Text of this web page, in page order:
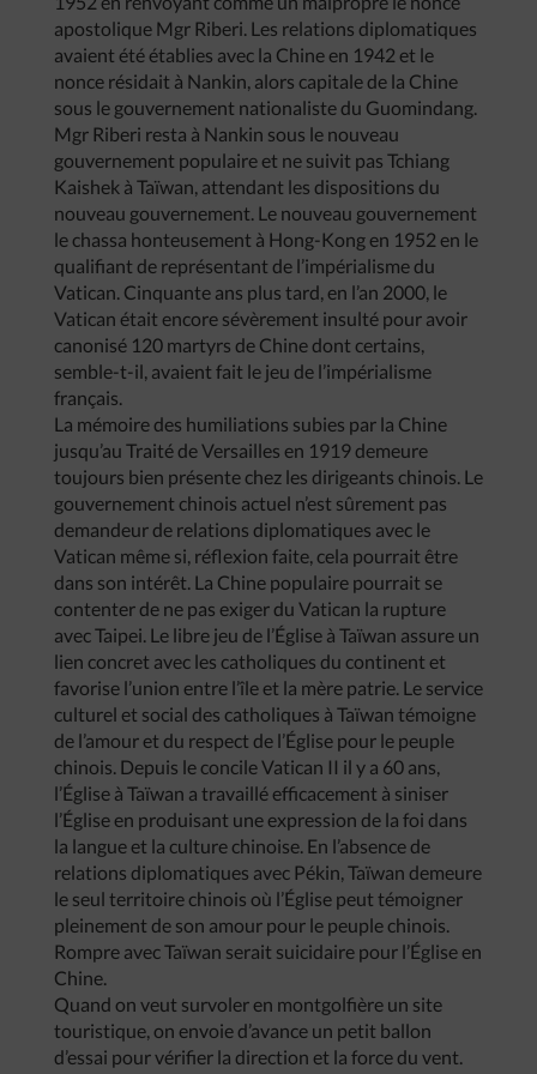
apostolique Mgr Riberi. Les relations diplomatiques
avaient été établies avec la Chine en 1942 et le
nonce résidait à Nankin, alors capitale de la Chine
sous le gouvernement nationaliste du Guomindang.
Mgr Riberi resta à Nankin sous le nouveau
gouvernement populaire et ne suivit pas Tchiang
Kaishek à Taïwan, attendant les dispositions du
nouveau gouvernement. Le nouveau gouvernement
le chassa honteusement à Hong-Kong en 1952 en le
qualifiant de représentant de l’impérialisme du
Vatican. Cinquante ans plus tard, en l’an 2000, le
Vatican était encore sévèrement insulté pour avoir
canonisé 120 martyrs de Chine dont certains,
semble-t-il, avaient fait le jeu de l’impérialisme
français.
La mémoire des humiliations subies par la Chine
jusqu’au Traité de Versailles en 1919 demeure
toujours bien présente chez les dirigeants chinois. Le
gouvernement chinois actuel n’est sûrement pas
demandeur de relations diplomatiques avec le
Vatican même si, réflexion faite, cela pourrait être
dans son intérêt. La Chine populaire pourrait se
contenter de ne pas exiger du Vatican la rupture
avec Taipei. Le libre jeu de l’Église à Taïwan assure un
lien concret avec les catholiques du continent et
favorise l’union entre l’île et la mère patrie. Le service
culturel et social des catholiques à Taïwan témoigne
de l’amour et du respect de l’Église pour le peuple
chinois. Depuis le concile Vatican II il y a 60 ans,
l’Église à Taïwan a travaillé efficacement à siniser
l’Église en produisant une expression de la foi dans
la langue et la culture chinoise. En l’absence de
relations diplomatiques avec Pékin, Taïwan demeure
le seul territoire chinois où l’Église peut témoigner
pleinement de son amour pour le peuple chinois.
Rompre avec Taïwan serait suicidaire pour l’Église en
Chine.
Quand on veut survoler en montgolfière un site
touristique, on envoie d’avance un petit ballon
d’essai pour vérifier la direction et la force du vent.